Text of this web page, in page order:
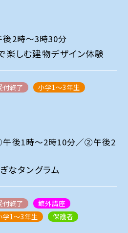
後2時～3時30分
楽しむ建物デザイン体験
付終了 小学1～3年生
午後1時～2時10分／②午後2
なタングラム
付終了
館外講座
学1～3年生
保護者